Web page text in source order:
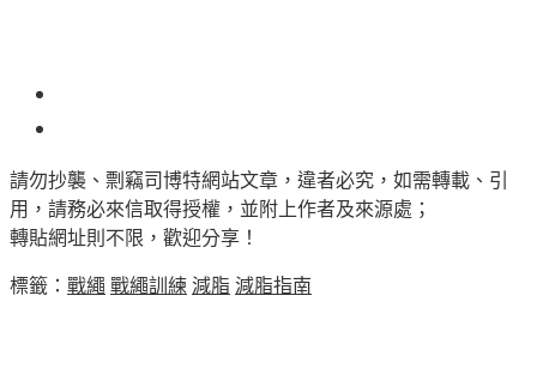
請勿抄襲、剽竊司博特網站文章，違者必究，如需轉載、引
用，請務必來信取得授權，並附上作者及來源處；
轉貼網址則不限，歡迎分享！
標籤： 戰繩 戰繩訓練 減脂 減脂指南